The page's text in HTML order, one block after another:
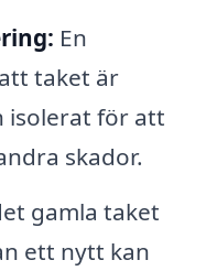
En
taket är
isolerat för att
skador.
gamla taket
ett nytt kan